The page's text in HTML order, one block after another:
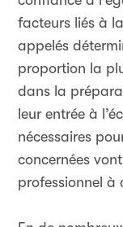
facteurs liés à
appelés
proportion la
dans la
leur entrée à
nécessaires
concernées
professionnel à